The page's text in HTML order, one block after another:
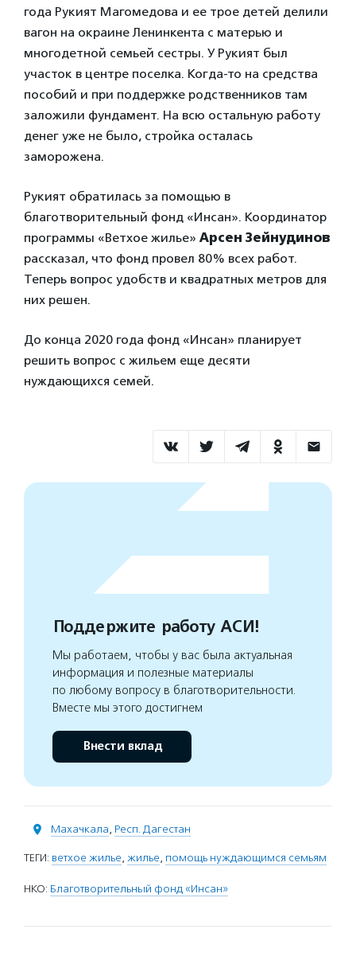
года Рукият Магомедова и ее трое детей делили
вагон на окраине Ленинкента с матерью и
многодетной семьей сестры. У Рукият был
участок в центре поселка. Когда-то на средства
пособий и при поддержке родственников там
заложили фундамент. На всю остальную работу
денег уже не было, стройка осталась
заморожена.
Рукият обратилась за помощью в
благотворительный фонд «Инсан». Координатор
программы «Ветхое жилье» Арсен Зейнудинов
рассказал, что фонд провел 80% всех работ.
Теперь вопрос удобств и квадратных метров для
них решен.
До конца 2020 года фонд «Инсан» планирует
решить вопрос с жильем еще десяти
нуждающихся семей.
Поддержите работу АСИ!
Мы работаем, чтобы у вас была актуальная
информация и полезные материалы
по любому вопросу в благотворительности.
Вместе мы этого достигнем
Внести вклад
Махачкала, Респ. Дагестан
ТЕГИ: ветхое жилье, жилье, помощь нуждающимся семьям
НКО: Благотворительный фонд «Инсан»